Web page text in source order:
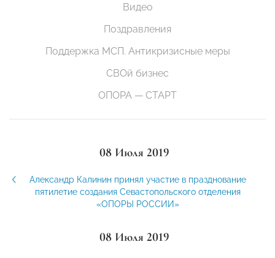
Видео
Поздравления
Поддержка МСП. Антикризисные меры
СВОй бизнес
ОПОРА — СТАРТ
08 Июля 2019
Александр Калинин принял участие в празднование
пятилетие создания Севастопольского отделения
«ОПОРЫ РОССИИ»
08 Июля 2019